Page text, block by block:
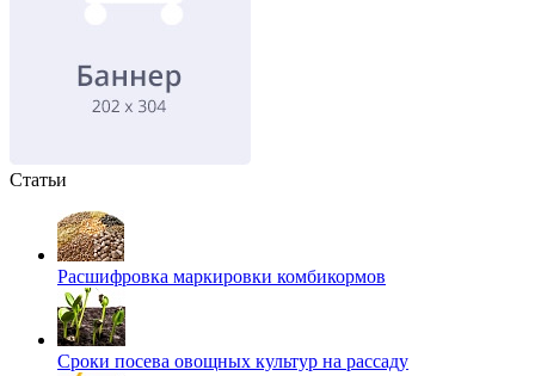
Статьи
Расшифровка маркировки комбикормов
Сроки посева овощных культур на рассаду